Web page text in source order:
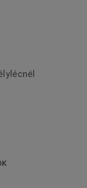
2-féle (60 mm
A kívül
minden